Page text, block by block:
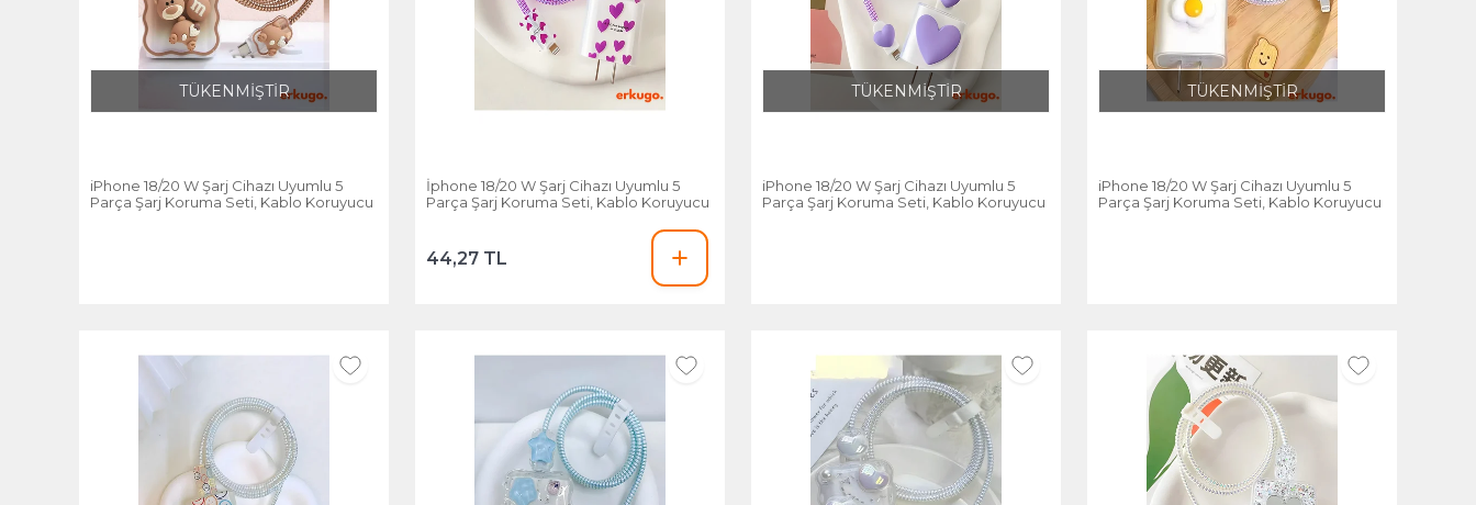
TÜKENMİŞTİR
iPhone 18/20 W Şarj Cihazı Uyumlu 5
Parça Şarj Koruma Seti, Kablo Koruyucu
İphone 18/20 W Şarj Cihazı Uyumlu 5
Parça Şarj Koruma Seti, Kablo Koruyucu
44,27 TL
TÜKENMİŞTİR
iPhone 18/20 W Şarj Cihazı Uyumlu 5
Parça Şarj Koruma Seti, Kablo Koruyucu
TÜKENMİŞTİR
iPhone 18/20 W Şarj Cihazı Uyumlu 5
Parça Şarj Koruma Seti, Kablo Koruyucu